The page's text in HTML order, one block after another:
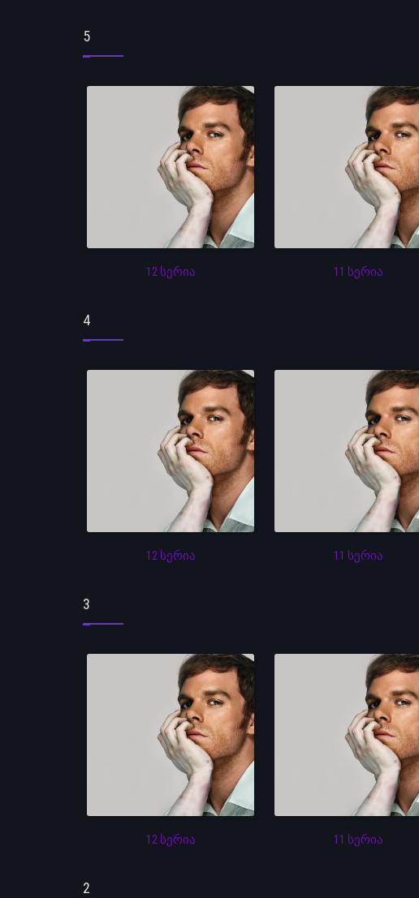
5
12 სერია 11 სერია
4
12 სერია 11 სერია
3
12 სერია 11 სერია
2